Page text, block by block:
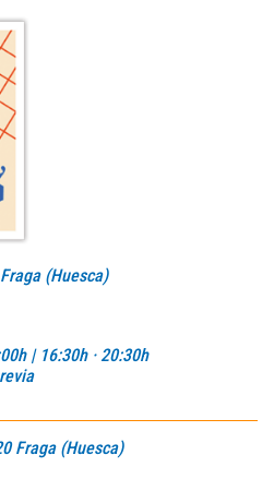
(Huesca)
| 16:30h · 20:30h
Fraga (Huesca)